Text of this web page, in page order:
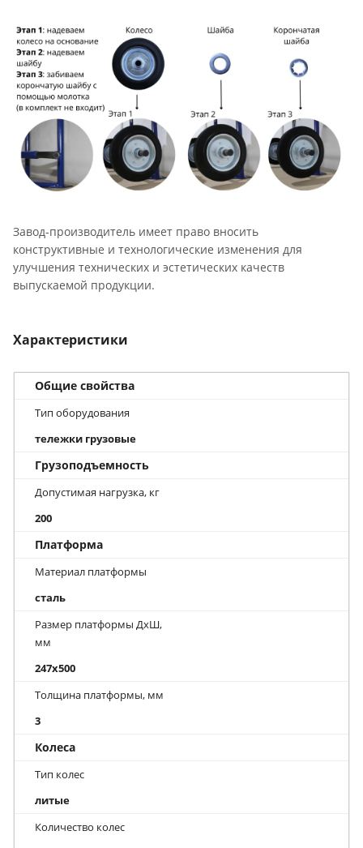
Завод-производитель имеет право вносить
конструктивные и технологические изменения для
улучшения технических и эстетических качеств
выпускаемой продукции.
Характеристики
Общие свойства
Тип оборудования
тележки грузовые
Грузоподъемность
Допустимая нагрузка, кг
200
Платформа
Материал платформы
сталь
Размер платформы ДхШ,
мм
247x500
Толщина платформы, мм
3
Колеса
Тип колес
литые
Количество колес